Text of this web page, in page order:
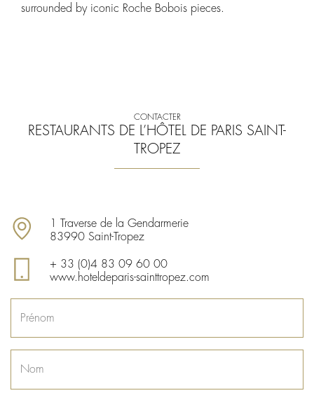
surrounded by iconic Roche Bobois pieces.
CONTACTER
RESTAURANTS DE L’HÔTEL DE PARIS SAINT-
TROPEZ
1 Traverse de la Gendarmerie
83990 Saint-Tropez
+ 33 (0)4 83 09 60 00
www.hoteldeparis-sainttropez.com